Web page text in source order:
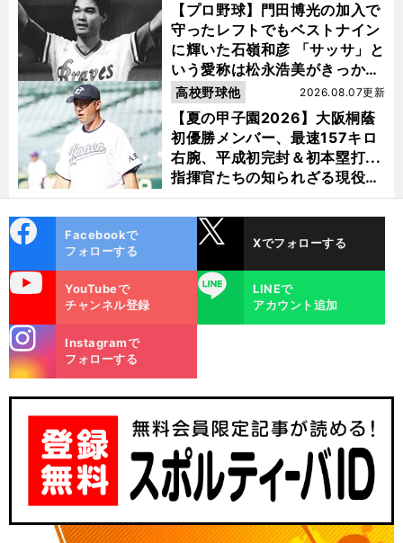
【プロ野球】門田博光の加入で
守ったレフトでもベストナイン
に輝いた石嶺和彦 「サッサ」と
いう愛称は松永浩美がきっか
け？
【夏の甲子園2026】大阪桐蔭
初優勝メンバー、最速157キロ
右腕、平成初完封＆初本塁打...
指揮官たちの知られざる現役時
代
2026.08.07更新
高校野球他
ok
Facebookで
フォローする
Xでフォローする
YouTubeで
チャンネル登録
LINE
LINEで
アカウント追加
m
Instagramで
フォローする